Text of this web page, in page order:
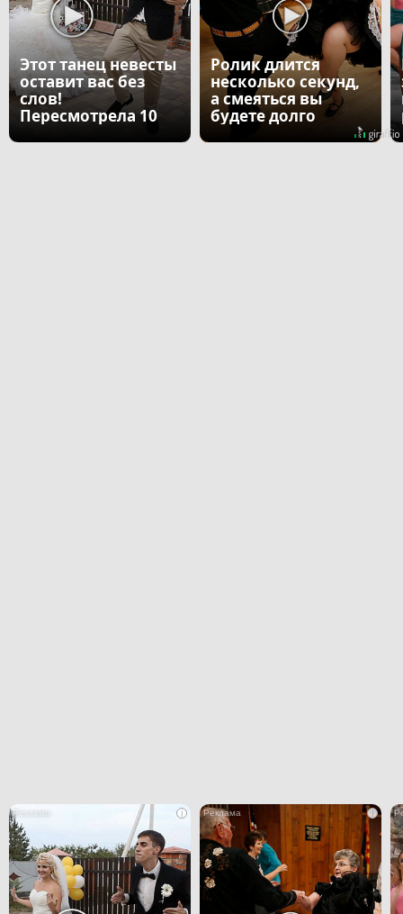
Этот танец невесты
оставит вас без
слов!
Пересмотрела 10
Ролик длится
несколько секунд,
а смеяться вы
будете долго
i i